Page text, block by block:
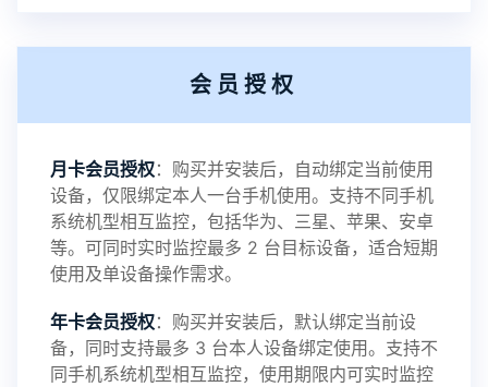
鲸监控存在的问题与所需的更多功能，华鲸手机监
控将持续为您创造更优秀的监控APP
2025-01-13 V3.7
会员授权
月卡会员授权：购买并安装后，自动绑定当前使用
设备，仅限绑定本人一台手机使用。支持不同手机
系统机型相互监控，包括华为、三星、苹果、安卓
等。可同时实时监控最多 2 台目标设备，适合短期
使用及单设备操作需求。
年卡会员授权：购买并安装后，默认绑定当前设
备，同时支持最多 3 台本人设备绑定使用。支持不
同手机系统机型相互监控，使用期限内可实时监控